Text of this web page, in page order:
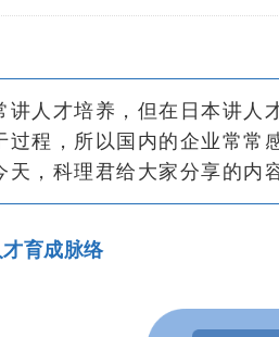
讲人才培养，但在日本讲人
过程，所以国内的企业常常
天，科理君给大家分享的内
育成脉络